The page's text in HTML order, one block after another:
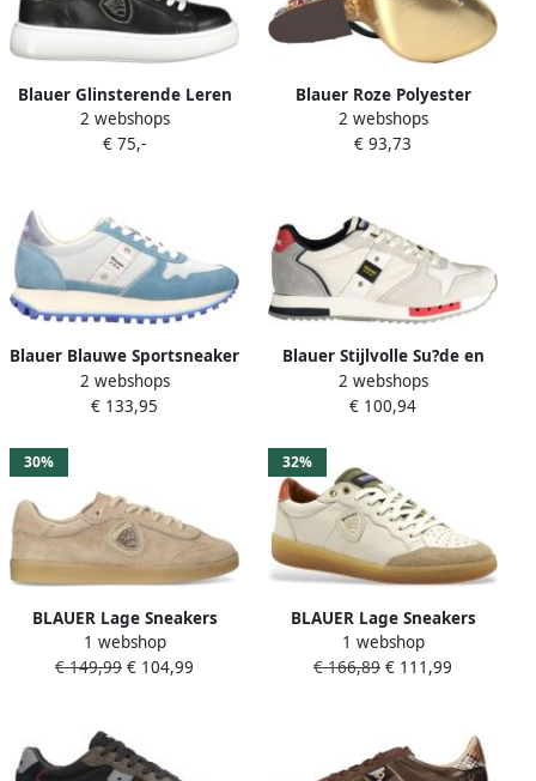
Blauer Glinsterende Leren
Sneaker met Verwijderbare
Binnenzool
2 webshops
€ 75,-
Blauer Roze Polyester
Sneaker met
Contrastdetails Pink Heren
2 webshops
€ 93,73
Blauer Blauwe Sportsneaker
met Contrasterende Details
Multicolor Dames
2 webshops
€ 133,95
Blauer Stijlvolle Su?de en
Stoffen Sneakers Wit Heren
2 webshops
€ 100,94
30%
BLAUER Lage Sneakers
Dames Aurora01 Maat: 42
Materiaal: Suède Kleur:
1 webshop
€ 149,99 € 104,99
32%
BLAUER Lage Sneakers
Heren Murray21 Maat: 41
Materiaal: Leer Kleur: Beige
1 webshop
€ 166,89 € 111,99